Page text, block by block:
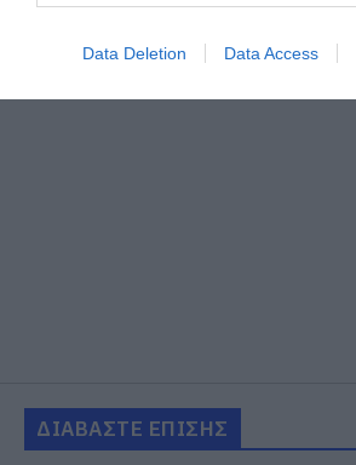
Data Deletion Data Access
ΔΙΑΒΑΣΤΕ ΕΠΙΣΗΣ